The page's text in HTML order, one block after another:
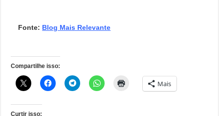
Fonte: Blog Mais Relevante
Compartilhe isso:
Mais
Curtir isso: